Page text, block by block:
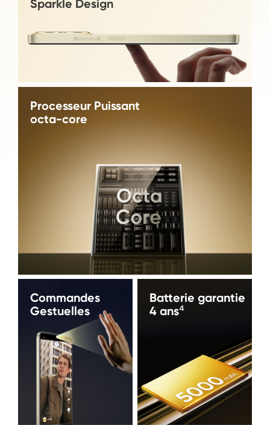
Processeur Puissant
octa-core
Commandes
Gestuelles
Batterie garantie
4 ans⁴
Sparkle Design